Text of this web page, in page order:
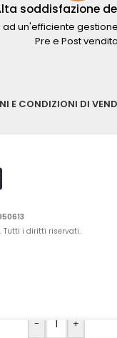
soddisfazione
ad un'efficiente
Pre e Post
E CONDIZIONI DI
Tutti i diritti riservati.
- +